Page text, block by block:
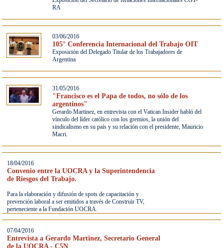
RA
03/06/2016
105° Conferencia Internacional del Trabajo OIT
Exposición del Delegado Titular de los Trabajadores de
Argentina
31/05/2016
"Francisco es el Papa de todos, no sólo de los
argentinos"
Gerardo Martinez, en entrevista con el Vatican Insider habló del
vínculo del líder católico con los gremios, la unión del
sindicalismo en su país y su relación con el presidente, Mauricio
Macri.
18/04/2016
Convenio entre la UOCRA y la Superintendencia
de Riesgos del Trabajo.
Para la elaboración y difusión de spots de capacitación y
prevención laboral a ser emitidos a través de Construir TV,
perteneciente a la Fundación UOCRA.
07/04/2016
Entrevista a Gerardo Martinez, Secretario General
de la UOCRA - C5N